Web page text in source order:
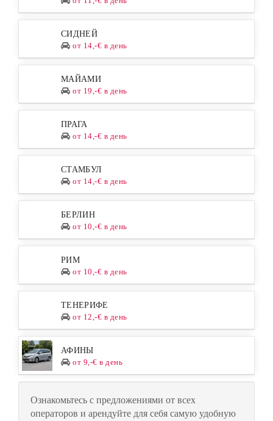
СИДНЕЙ
от 14,-€ в день
МАЙАМИ
от 19,-€ в день
ПРАГА
от 14,-€ в день
СТАМБУЛ
от 14,-€ в день
БЕРЛИН
от 10,-€ в день
РИМ
от 10,-€ в день
ТЕНЕРИФЕ
от 12,-€ в день
АФИНЫ
от 9,-€ в день
Ознакомьтесь с предложениями от всех
операторов и арендуйте для себя самую удобную